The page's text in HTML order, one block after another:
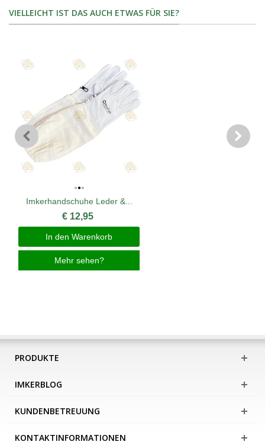
VIELLEICHT IST DAS AUCH ETWAS FÜR SIE?
Imkerhandschuhe Leder &...
€ 12,95
In den Warenkorb
Mehr sehen?
PRODUKTE
IMKERBLOG
KUNDENBETREUUNG
KONTAKTINFORMATIONEN